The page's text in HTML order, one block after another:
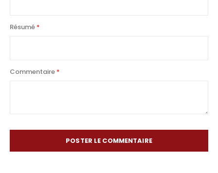
Résumé
Commentaire
POSTER LE COMMENTAIRE